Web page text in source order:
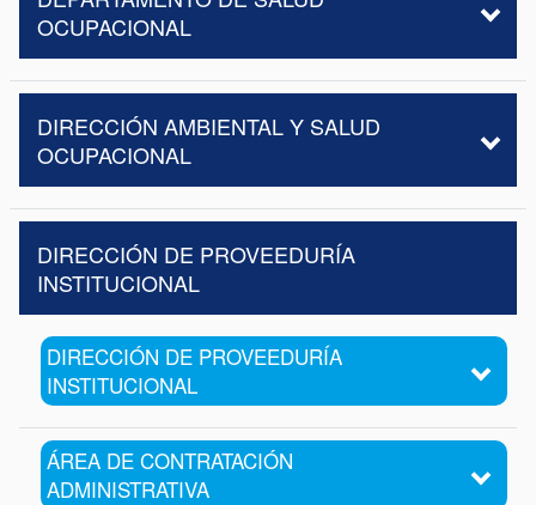
OCUPACIONAL
DIRECCIÓN AMBIENTAL Y SALUD
OCUPACIONAL
DIRECCIÓN DE PROVEEDURÍA
INSTITUCIONAL
DIRECCIÓN DE PROVEEDURÍA
INSTITUCIONAL
ÁREA DE CONTRATACIÓN
ADMINISTRATIVA